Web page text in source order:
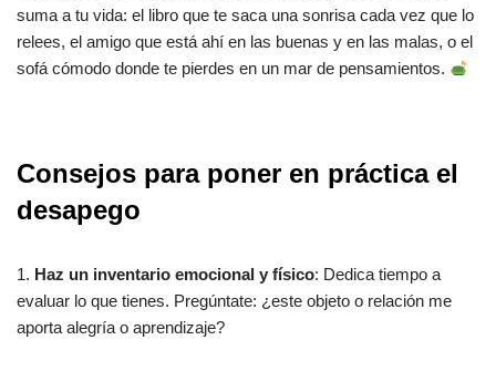
suma a tu vida: el libro que te saca una sonrisa cada vez que lo
relees, el amigo que está ahí en las buenas y en las malas, o el
sofá cómodo donde te pierdes en un mar de pensamientos.
Consejos para poner en práctica el
desapego
1. Haz un inventario emocional y físico: Dedica tiempo a
evaluar lo que tienes. Pregúntate: ¿este objeto o relación me
aporta alegría o aprendizaje?